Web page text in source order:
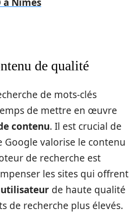
de qualité
de mots-clés
de mettre en œuvre
contenu. Il est crucial de
Google valorise le contenu
de recherche est
les sites qui offrent
de haute qualité
de recherche plus élevés.